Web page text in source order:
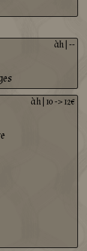
àh|--
àh| 10 -> 12€